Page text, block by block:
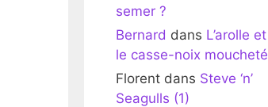
semer ?
Bernard dans L’arolle et
le casse-noix moucheté
Florent dans Steve ‘n’
Seagulls (1)